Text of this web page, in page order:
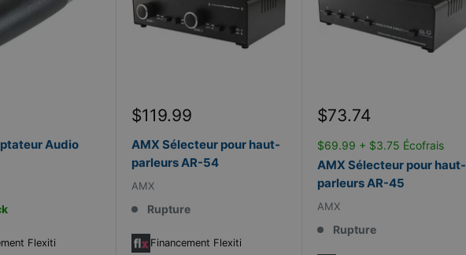
Audio
Flexiti
Prix
$119.99
AMX Sélecteur pour haut-
parleurs AR-54
AMX
Rupture
Financement Flexiti
Prix
$73.74
$69.99 + $3.75 Écofrais
AMX Sélecteur pour haut-
parleurs AR-45
AMX
Rupture